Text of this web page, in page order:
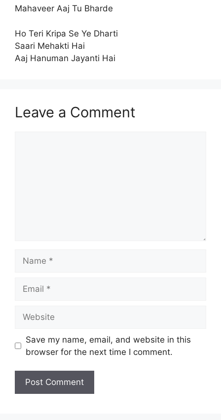
Mahaveer Aaj Tu Bharde
Ho Teri Kripa Se Ye Dharti
Saari Mehakti Hai
Aaj Hanuman Jayanti Hai
Leave a Comment
Save my name, email, and website in this
browser for the next time I comment.